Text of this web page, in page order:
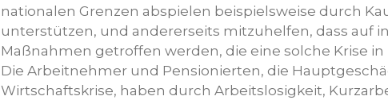
nationalen Grenzen abspielen beispielsweise durch
unterstützen, und andererseits mitzuhelfen, dass auf
Maßnahmen getroffen werden, die eine solche Krise
Die Arbeitnehmer und Pensionierten, die
Wirtschaftskrise, haben durch Arbeitslosigkeit,